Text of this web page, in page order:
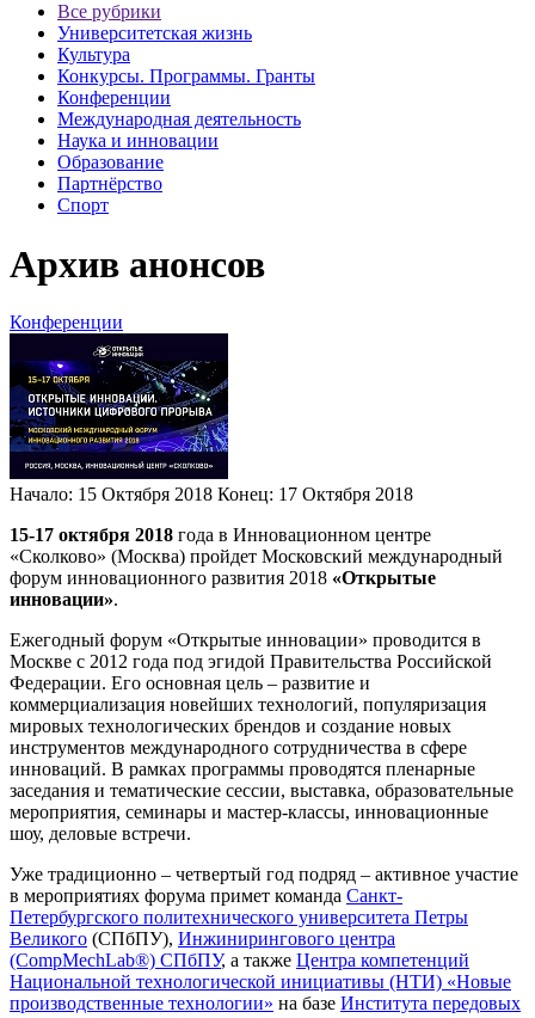
Все рубрики
Университетская жизнь
Культура
Конкурсы. Программы. Гранты
Конференции
Международная деятельность
Наука и инновации
Образование
Партнёрство
Спорт
Архив анонсов
Конференции
Начало: 15 Октября 2018 Конец: 17 Октября 2018
15-17 октября 2018 года в Инновационном центре
«Сколково» (Москва) пройдет Московский международный
форум инновационного развития 2018 «Открытые
инновации».
Ежегодный форум «Открытые инновации» проводится в
Москве с 2012 года под эгидой Правительства Российской
Федерации. Его основная цель – развитие и
коммерциализация новейших технологий, популяризация
мировых технологических брендов и создание новых
инструментов международного сотрудничества в сфере
инноваций. В рамках программы проводятся пленарные
заседания и тематические сессии, выставка, образовательные
мероприятия, семинары и мастер-классы, инновационные
шоу, деловые встречи.
Уже традиционно – четвертый год подряд – активное участие
в мероприятиях форума примет команда Санкт-
Петербургского политехнического университета Петры
Великого (СПбПУ), Инжинирингового центра
(CompMechLab®) СПбПУ, а также Центра компетенций
Национальной технологической инициативы (НТИ) «Новые
производственные технологии» на базе Института передовых